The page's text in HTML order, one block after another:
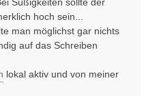
Süßigkeiten sollte der
hoch sein...
man möglichst gar nichts
auf das Schreiben
lokal aktiv und von meiner